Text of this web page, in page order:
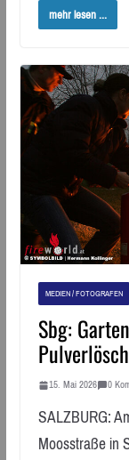
mehr lesen ...
MEDIEN / FOTOGRAFEN
Sbg:
15. Mai 2026 0
SALZBURG:
Moosstraße in